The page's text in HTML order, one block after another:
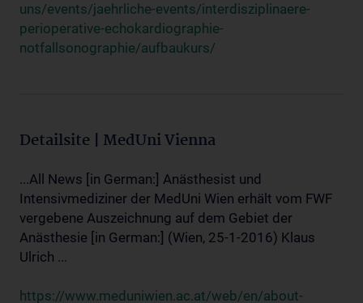
uns/events/jaehrliche-events/interdisziplinaere-
perioperative-echokardiographie-
notfallsonographie/aufbaukurs/
Detailsite | MedUni Vienna
...All News [in German:] Anästhesist und
Intensivmediziner der MedUni Wien erhält vom FWF
vergebene Auszeichnung auf dem Gebiet der
Anästhesie [in German:] (Wien, 25-1-2016) Klaus
Ulrich ...
https://www.meduniwien.ac.at/web/en/about-